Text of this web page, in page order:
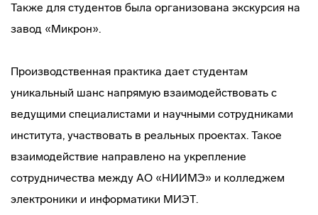
Также для студентов была организована экскурсия на
завод «Микрон».
Производственная практика дает студентам
уникальный шанс напрямую взаимодействовать с
ведущими специалистами и научными сотрудниками
института, участвовать в реальных проектах. Такое
взаимодействие направлено на укрепление
сотрудничества между АО «НИИМЭ» и колледжем
электроники и информатики МИЭТ.